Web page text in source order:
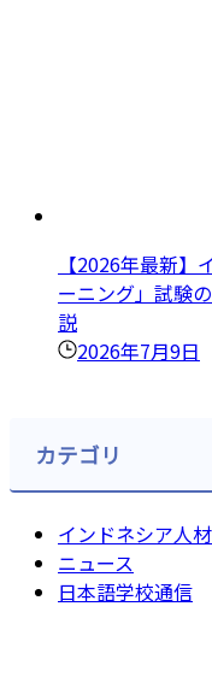
【2026年最新
ーニング」試験
説
2026年7月9日
カテゴリ
インドネシア人
ニュース
日本語学校通信